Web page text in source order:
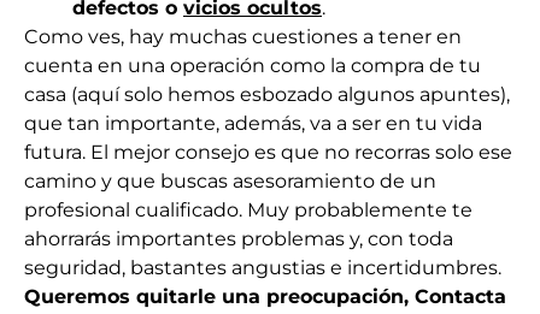
defectos o vicios ocultos.
Como ves, hay muchas cuestiones a tener en
cuenta en una operación como la compra de tu
casa (aquí solo hemos esbozado algunos apuntes),
que tan importante, además, va a ser en tu vida
futura. El mejor consejo es que no recorras solo ese
camino y que buscas asesoramiento de un
profesional cualificado. Muy probablemente te
ahorrarás importantes problemas y, con toda
seguridad, bastantes angustias e incertidumbres.
Queremos quitarle una preocupación, Contacta